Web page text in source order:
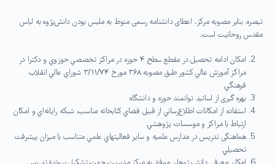
تبصره: بنابر مصوبه مرکز، اعطای دانشنامه رسمی منوط به ملبس بودن دانش‌پژوه به لباس
مقدس روحانیت است.
امكان ادامه تحصيل در مقطع سطح ۴ حوزه در مراكز تخصصي حوزوي و دكترا در
مراكز آموزش عالي كشور طبق مصوبه ۳۶۸ مورخ ۳/۱۱/۷۴ شوراي عالي انقلاب
فرهنگي.
بهره گیری از اساتید توانمند حوزه و دانشگاه
استفاده از امكانات اطلاع‌رساني از قبيل فضاي كتابخانه مناسب، شبكه رايانه‌اي و امكان
ارتباط با مراكز و موسسات پژوهشي.
هماهنگی تدريس در مدارس علمیه و ساير فعاليتهاي علمي متناسب با ميزان پيشرفت
تحصيلي.